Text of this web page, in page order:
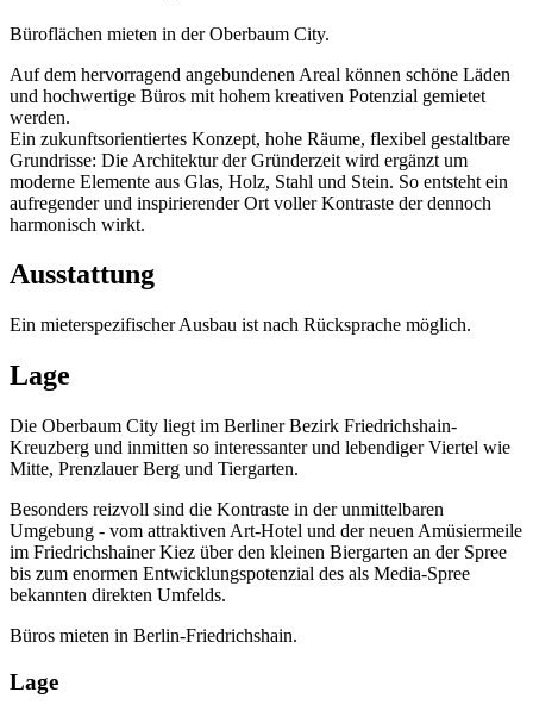
Büroflächen mieten in der Oberbaum City.
Auf dem hervorragend angebundenen Areal können schöne Läden
und hochwertige Büros mit hohem kreativen Potenzial gemietet
werden.
Ein zukunftsorientiertes Konzept, hohe Räume, flexibel gestaltbare
Grundrisse: Die Architektur der Gründerzeit wird ergänzt um
moderne Elemente aus Glas, Holz, Stahl und Stein. So entsteht ein
aufregender und inspirierender Ort voller Kontraste der dennoch
harmonisch wirkt.
Ausstattung
Ein mieterspezifischer Ausbau ist nach Rücksprache möglich.
Lage
Die Oberbaum City liegt im Berliner Bezirk Friedrichshain-
Kreuzberg und inmitten so interessanter und lebendiger Viertel wie
Mitte, Prenzlauer Berg und Tiergarten.
Besonders reizvoll sind die Kontraste in der unmittelbaren
Umgebung - vom attraktiven Art-Hotel und der neuen Amüsiermeile
im Friedrichshainer Kiez über den kleinen Biergarten an der Spree
bis zum enormen Entwicklungspotenzial des als Media-Spree
bekannten direkten Umfelds.
Büros mieten in Berlin-Friedrichshain.
Lage